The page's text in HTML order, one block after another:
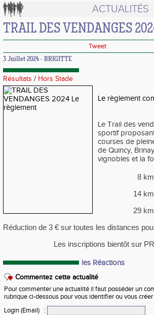
ACTUALITÉS
TRAIL DES VENDANGES
Tweet
3 Juillet 2024 - BRIGITTE
Résultats / Hors Stade
Le règlement
Le Trail des
sportif
courses de
de Quincy,
vignobles et la
8
14
29
Réduction de 3 € sur toutes les distances
Les inscriptions bientôt sur
les Réactions
Commentez cette actualité
Pour commenter une actualité il faut posséder un
rubrique ci-dessous pour vous identifier ou vous
Login (Email)
: